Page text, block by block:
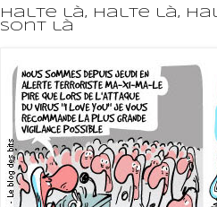
halte là, halte là,
sont là